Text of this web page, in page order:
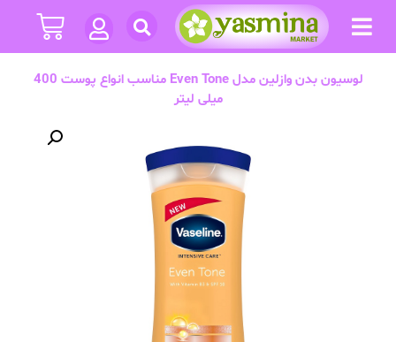
لوسیون بدن وازلین مدل Even Tone مناسب انواع پوست 400
میلی لیتر